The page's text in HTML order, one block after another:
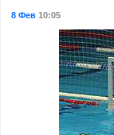
8 Фев10:05